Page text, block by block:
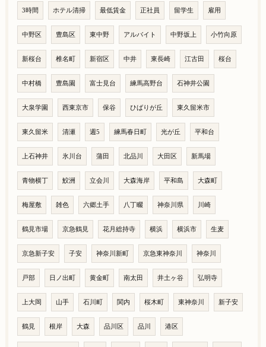
3時間 ホテル清掃 最低賃金 正社員 留学生 雇用
中野区 豊島区 東中野 アルバイト 中野坂上 小竹向原
新桜台 椎名町 新宿区 中井 東長崎 江古田 桜台
中村橋 豊島園 富士見台 練馬高野台 石神井公園
大泉学園 西東京市 保谷 ひばりが丘 東久留米市
東久留米 清瀬 週5 練馬春日町 光が丘 平和台
上石神井 氷川台 蒲田 北品川 大田区 新馬場
青物横丁 鮫洲 立会川 大森海岸 平和島 大森町
梅屋敷 雑色 六郷土手 八丁畷 神奈川県 川崎
鶴見市場 京急鶴見 花月総持寺 横浜 横浜市 生麦
京急新子安 子安 神奈川新町 京急東神奈川 神奈川
戸部 日ノ出町 黄金町 南太田 井土ヶ谷 弘明寺
上大岡 山手 石川町 関内 桜木町 東神奈川 新子安
鶴見 根岸 大森 品川区 品川 港区